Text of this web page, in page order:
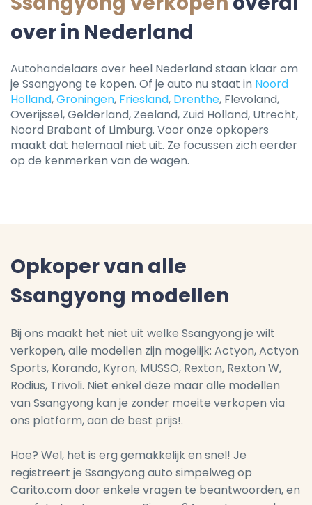
over in Nederland
Autohandelaars over heel Nederland staan klaar om
je Ssangyong te kopen. Of je auto nu staat in Noord
Holland,Groningen, Friesland, Drenthe, Flevoland,
Overijssel, Gelderland, Zeeland, Zuid Holland, Utrecht,
Noord Brabant of Limburg. Voor onze opkopers
maakt dat helemaal niet uit. Ze focussen zich eerder
op de kenmerken van de wagen.
Opkoper van alle
Ssangyong modellen
Bij ons maakt het niet uit welke Ssangyong je wilt
verkopen, alle modellen zijn mogelijk: Actyon, Actyon
Sports, Korando, Kyron, MUSSO, Rexton, Rexton W,
Rodius, Trivoli. Niet enkel deze maar alle modellen
van Ssangyong kan je zonder moeite verkopen via
ons platform, aan de best prijs!.
Hoe? Wel, het is erg gemakkelijk en snel! Je
registreert je Ssangyong auto simpelweg op
Carito.com door enkele vragen te beantwoorden, en